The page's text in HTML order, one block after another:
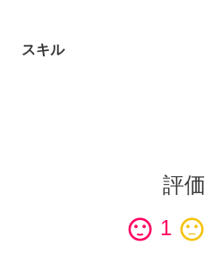
スキル
評価
sentiment_satisfied 1 sentiment_neutral